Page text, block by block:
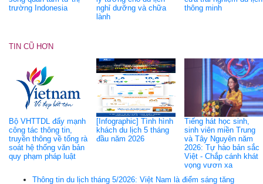
trường Indonesia
nghỉ dưỡng và chữa
lành
thông minh
TIN CŨ HƠN
Bộ VHTTDL đẩy mạnh
công tác thông tin,
truyền thông về tổng rà
soát hệ thống văn bản
quy phạm pháp luật
[Infographic] Tình hình
khách du lịch 5 tháng
đầu năm 2026
Tiếng hát học sinh,
sinh viên miền Trung
và Tây Nguyên năm
2026: Tự hào bản sắc
Việt - Chắp cánh khát
vọng vươn xa
Thông tin du lịch tháng 5/2026: Việt Nam là điểm sáng tăng